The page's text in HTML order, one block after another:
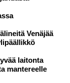
Venäjää
laitonta
mantereelle